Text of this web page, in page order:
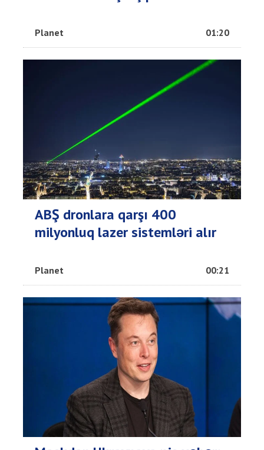
Planet 01:20
ABŞ dronlara qarşı 400
milyonluq lazer sistemləri alır
Planet 00:21